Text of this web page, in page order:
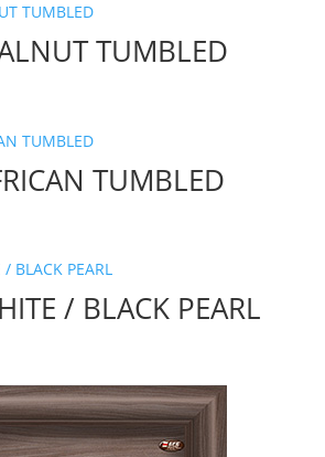
TUMBLED
TUMBLED
/ BLACK PEARL